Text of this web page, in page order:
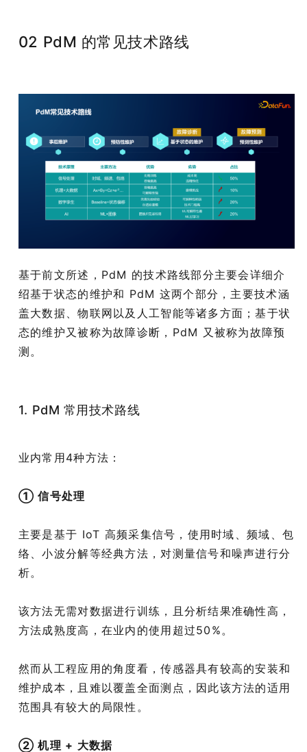
02 PdM 的常见技术路线
基于前文所述，PdM 的技术路线部分主要会详细介
绍基于状态的维护和 PdM 这两个部分，主要技术涵
盖大数据、物联网以及人工智能等诸多方面；基于状
态的维护又被称为故障诊断，PdM 又被称为故障预
测。
1. PdM 常用技术路线
业内常用4种方法：
① 信号处理
主要是基于 IoT 高频采集信号，使用时域、频域、包
络、小波分解等经典方法，对测量信号和噪声进行分
析。
该方法无需对数据进行训练，且分析结果准确性高，
方法成熟度高，在业内的使用超过50%。
然而从工程应用的角度看，传感器具有较高的安装和
维护成本，且难以覆盖全面测点，因此该方法的适用
范围具有较大的局限性。
② 机理 + 大数据